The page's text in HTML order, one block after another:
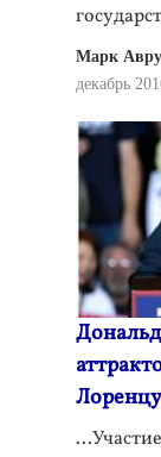
Марк
декабрь
Лоренцу